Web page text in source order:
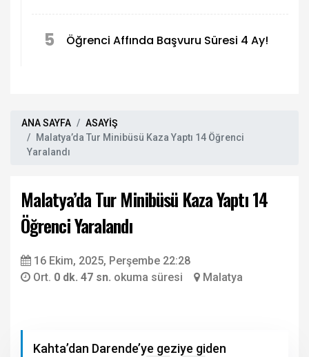
5 Öğrenci Affında Başvuru Süresi 4 Ay!
ANA SAYFA
ASAYİŞ
Malatya’da Tur Minibüsü Kaza Yaptı 14 Öğrenci
Yaralandı
Malatya’da Tur Minibüsü Kaza Yaptı 14
Öğrenci Yaralandı
16 Ekim, 2025, Perşembe 22:28
Ort. 0 dk. 47 sn. okuma süresi Malatya
Kahta’dan Darende’ye geziye giden